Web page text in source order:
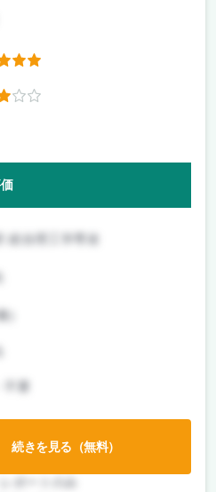
)
要
続きを見る（無料）